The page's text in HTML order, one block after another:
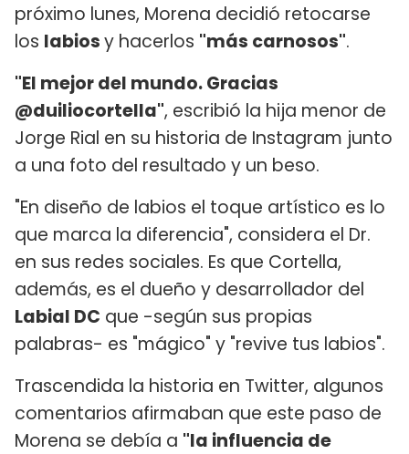
próximo lunes, Morena decidió retocarse
los labiosy hacerlos "más carnosos".
"El mejor del mundo. Gracias
@duiliocortella", escribió la hija menor de
Jorge Rial en su historia de Instagram junto
a una foto del resultado y un beso.
"En diseño de labios el toque artístico es lo
que marca la diferencia", considera el Dr.
en sus redes sociales. Es que Cortella,
además, es el dueño y desarrollador del
Labial DC que -según sus propias
palabras- es "mágico" y "revive tus labios".
Trascendida la historia en Twitter, algunos
comentarios afirmaban que este paso de
Morena se debía a "la influencia de